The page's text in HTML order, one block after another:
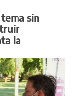
tema sin
la